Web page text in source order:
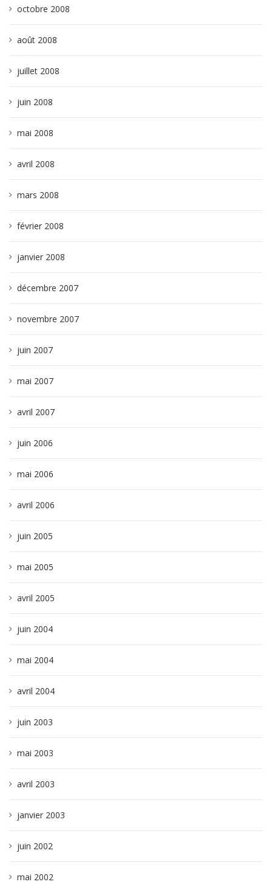
octobre 2008
août 2008
juillet 2008
juin 2008
mai 2008
avril 2008
mars 2008
février 2008
janvier 2008
décembre 2007
novembre 2007
juin 2007
mai 2007
avril 2007
juin 2006
mai 2006
avril 2006
juin 2005
mai 2005
avril 2005
juin 2004
mai 2004
avril 2004
juin 2003
mai 2003
avril 2003
janvier 2003
juin 2002
mai 2002